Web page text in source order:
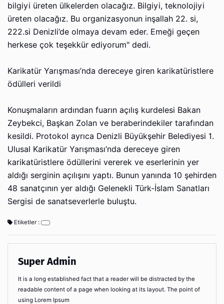
bilgiyi üreten ülkelerden olacağız. Bilgiyi, teknolojiyi
üreten olacağız. Bu organizasyonun inşallah 22. si,
222.si Denizli’de olmaya devam eder. Emeği geçen
herkese çok teşekkür ediyorum" dedi.
Karikatür Yarışması’nda dereceye giren karikatüristlere
ödülleri verildi
Konuşmaların ardından fuarın açılış kurdelesi Bakan
Zeybekci, Başkan Zolan ve beraberindekiler tarafından
kesildi. Protokol ayrıca Denizli Büyükşehir Belediyesi 1.
Ulusal Karikatür Yarışması’nda dereceye giren
karikatüristlere ödüllerini vererek ve eserlerinin yer
aldığı serginin açılışını yaptı. Bunun yanında 10 şehirden
48 sanatçının yer aldığı Gelenekli Türk-İslam Sanatları
Sergisi de sanatseverlerle buluştu.
Etiketler :
Super Admin
It is a long established fact that a reader will be distracted by the
readable content of a page when looking at its layout. The point of
using Lorem Ipsum